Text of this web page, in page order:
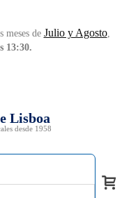
meses de Julio y Agosto,
13:30.
Lisboa
desde 1958